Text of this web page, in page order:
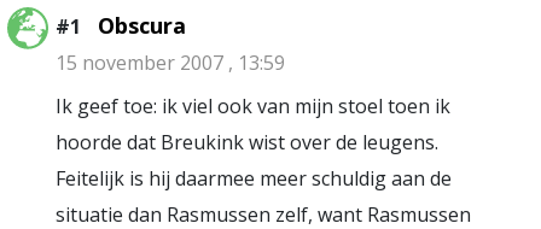
#1 Obscura
15 november 2007 , 13:59
Ik geef toe: ik viel ook van mijn stoel toen ik
hoorde dat Breukink wist over de leugens.
Feitelijk is hij daarmee meer schuldig aan de
situatie dan Rasmussen zelf, want Rasmussen